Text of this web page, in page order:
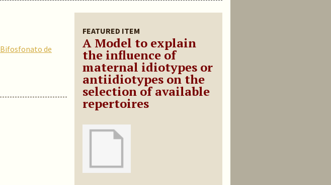
FEATURED ITEM
A Model to explain
the influence of
maternal idiotypes or
antiidiotypes on the
selection of available
repertoires
Bifosfonato de